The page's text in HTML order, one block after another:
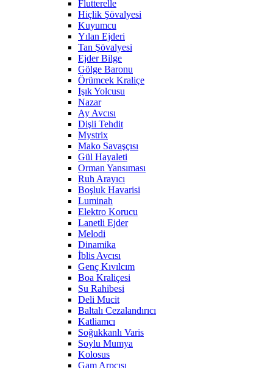
Flutterelle
Hiçlik Şövalyesi
Kuyumcu
Yılan Ejderi
Tan Şövalyesi
Ejder Bilge
Gölge Baronu
Örümcek Kraliçe
Işık Yolcusu
Nazar
Ay Avcısı
Dişli Tehdit
Mystrix
Mako Savaşçısı
Gül Hayaleti
Orman Yansıması
Ruh Arayıcı
Boşluk Havarisi
Luminah
Elektro Korucu
Lanetli Ejder
Melodi
Dinamika
İblis Avcısı
Genç Kıvılcım
Boa Kraliçesi
Su Rahibesi
Deli Mucit
Baltalı Cezalandırıcı
Katliamcı
Soğukkanlı Varis
Soylu Mumya
Kolosus
Gam Arpçısı